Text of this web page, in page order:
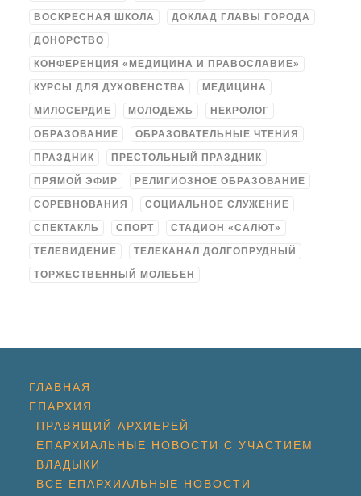
ВОСКРЕСНАЯ ШКОЛА ДОКЛАД ГЛАВЫ ГОРОДА
ДОНОРСТВО
КОНФЕРЕНЦИЯ «МЕДИЦИНА И ПРАВОСЛАВИЕ»
КУРСЫ ДЛЯ ДУХОВЕНСТВА МЕДИЦИНА
МИЛОСЕРДИЕ МОЛОДЕЖЬ НЕКРОЛОГ
ОБРАЗОВАНИЕ ОБРАЗОВАТЕЛЬНЫЕ ЧТЕНИЯ
ПРАЗДНИК ПРЕСТОЛЬНЫЙ ПРАЗДНИК
ПРЯМОЙ ЭФИР РЕЛИГИОЗНОЕ ОБРАЗОВАНИЕ
СОРЕВНОВАНИЯ СОЦИАЛЬНОЕ СЛУЖЕНИЕ
СПЕКТАКЛЬ СПОРТ СТАДИОН «САЛЮТ»
ТЕЛЕВИДЕНИЕ ТЕЛЕКАНАЛ ДОЛГОПРУДНЫЙ
ТОРЖЕСТВЕННЫЙ МОЛЕБЕН
ГЛАВНАЯ
ЕПАРХИЯ
ПРАВЯЩИЙ АРХИЕРЕЙ
ЕПАРХИАЛЬНЫЕ НОВОСТИ С УЧАСТИЕМ
ВЛАДЫКИ
ВСЕ ЕПАРХИАЛЬНЫЕ НОВОСТИ